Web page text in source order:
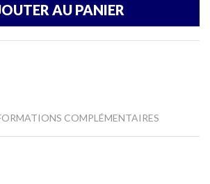
AU PANIER
COMPLÉMENTAIRES